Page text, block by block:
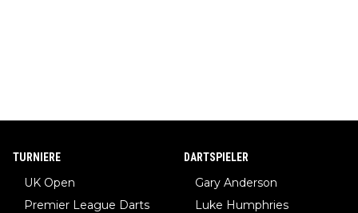
TURNIERE
UK Open
Premier League Darts
DARTSPIELER
Gary Anderson
Luke Humphries